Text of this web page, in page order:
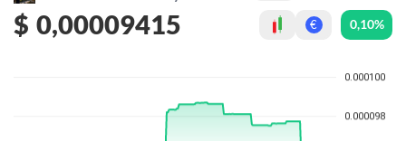
$ 0,00009415 € 0,10%